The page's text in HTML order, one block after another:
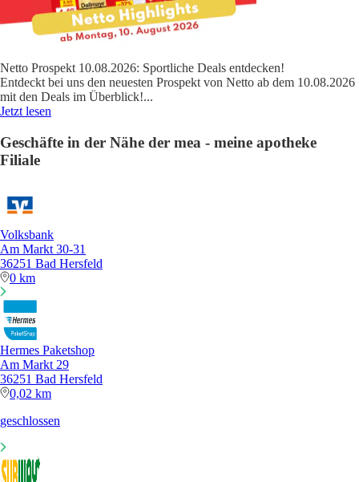
Netto Prospekt 10.08.2026: Sportliche Deals entdecken!
Entdeckt bei uns den neuesten Prospekt von Netto ab dem 10.08.2026
mit den Deals im Überblick!...
Jetzt lesen
Geschäfte in der Nähe der mea - meine apotheke
Filiale
Volksbank
Am Markt 30-31
36251 Bad Hersfeld
0 km
Hermes Paketshop
Am Markt 29
36251 Bad Hersfeld
0,02 km
geschlossen